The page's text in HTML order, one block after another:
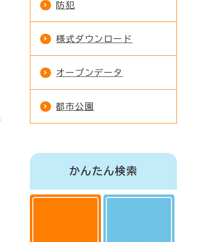
防犯
様式ダウンロード
オープンデータ
都市公園
かんたん検索